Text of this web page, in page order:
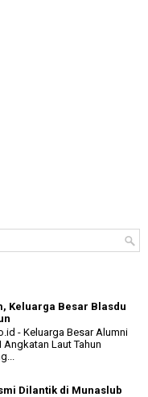
Keluarga Besar Blasdu
- Keluarga Besar Alumni
Angkatan Laut Tahun
Dilantik di Munaslub